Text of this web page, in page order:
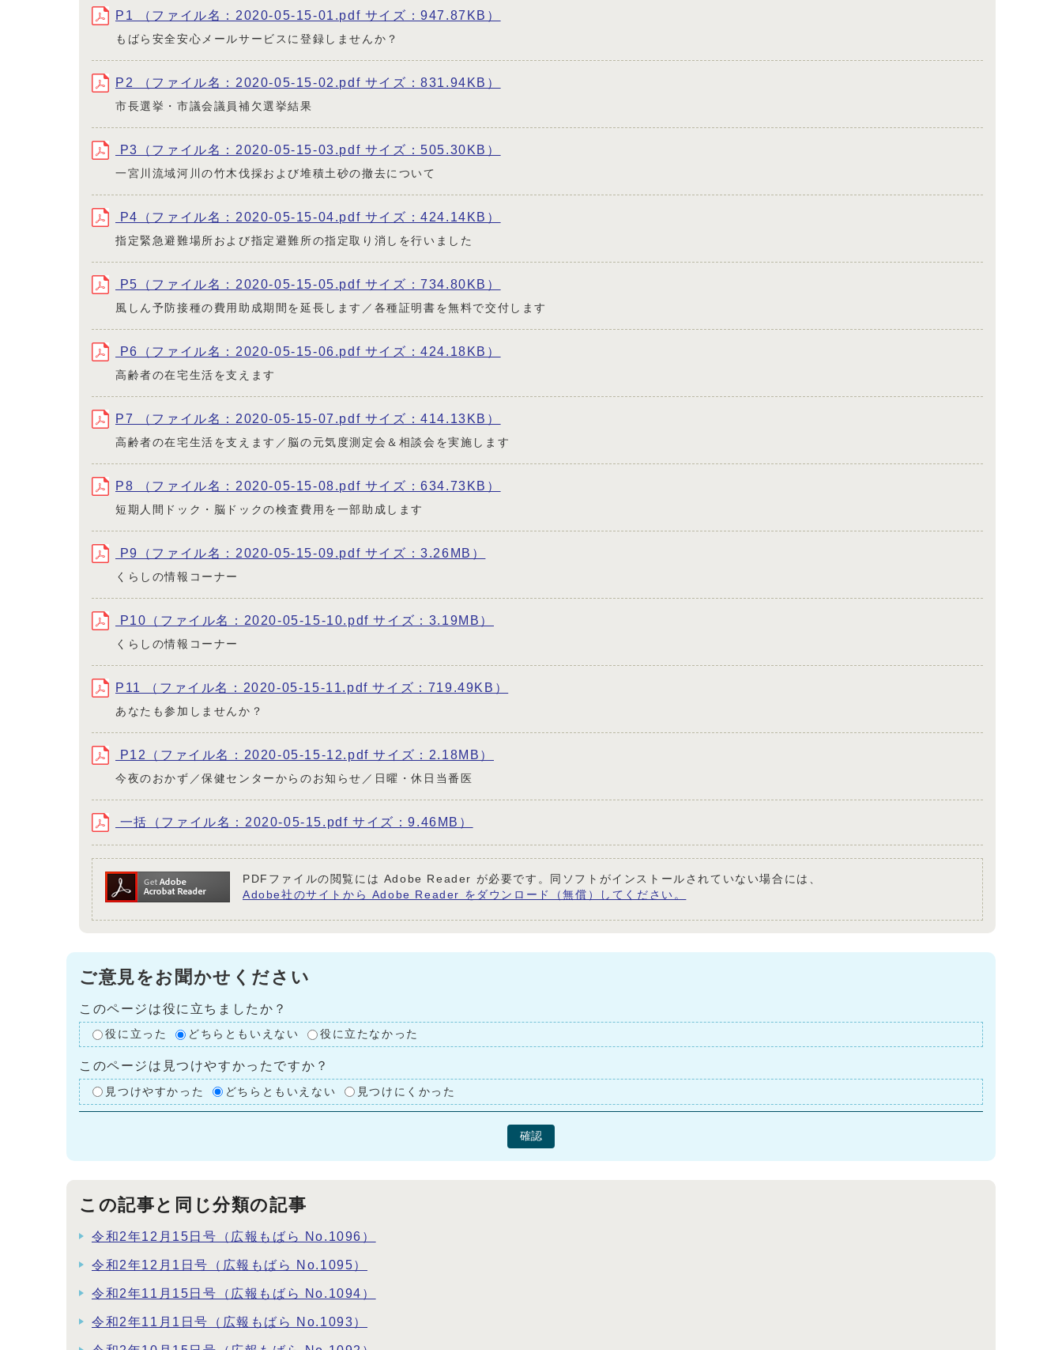
P1 （ファイル名：2020-05-15-01.pdf サイズ：947.87KB）
もばら安全安心メールサービスに登録しませんか？
P2 （ファイル名：2020-05-15-02.pdf サイズ：831.94KB）
市長選挙・市議会議員補欠選挙結果
P3（ファイル名：2020-05-15-03.pdf サイズ：505.30KB）
一宮川流域河川の竹木伐採および堆積土砂の撤去について
P4（ファイル名：2020-05-15-04.pdf サイズ：424.14KB）
指定緊急避難場所および指定避難所の指定取り消しを行いました
P5（ファイル名：2020-05-15-05.pdf サイズ：734.80KB）
風しん予防接種の費用助成期間を延長します／各種証明書を無料で交付します
P6（ファイル名：2020-05-15-06.pdf サイズ：424.18KB）
高齢者の在宅生活を支えます
P7 （ファイル名：2020-05-15-07.pdf サイズ：414.13KB）
高齢者の在宅生活を支えます／脳の元気度測定会＆相談会を実施します
P8 （ファイル名：2020-05-15-08.pdf サイズ：634.73KB）
短期人間ドック・脳ドックの検査費用を一部助成します
P9（ファイル名：2020-05-15-09.pdf サイズ：3.26MB）
くらしの情報コーナー
P10（ファイル名：2020-05-15-10.pdf サイズ：3.19MB）
くらしの情報コーナー
P11 （ファイル名：2020-05-15-11.pdf サイズ：719.49KB）
あなたも参加しませんか？
P12（ファイル名：2020-05-15-12.pdf サイズ：2.18MB）
今夜のおかず／保健センターからのお知らせ／日曜・休日当番医
一括（ファイル名：2020-05-15.pdf サイズ：9.46MB）
PDFファイルの閲覧には Adobe Reader が必要です。同ソフトがインストールされていない場合には、
Adobe社のサイトから Adobe Reader をダウンロード（無償）してください。
ご意見をお聞かせください
このページは役に立ちましたか？
役に立った どちらともいえない 役に立たなかった
このページは見つけやすかったですか？
見つけやすかった どちらともいえない 見つけにくかった
確認
この記事と同じ分類の記事
令和2年12月15日号（広報もばら No.1096）
令和2年12月1日号（広報もばら No.1095）
令和2年11月15日号（広報もばら No.1094）
令和2年11月1日号（広報もばら No.1093）